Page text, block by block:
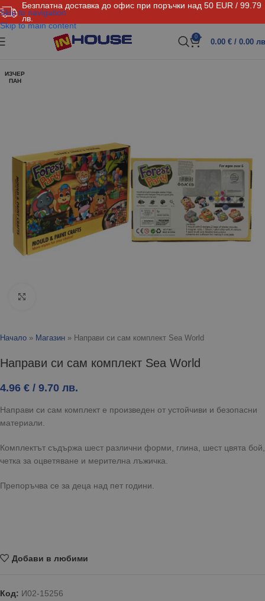
Безплатна доставка до офис при поръчки над 50 EUR / 99.79
лв.
Skip to navigation
Skip to main content
0
0.00 € / 0.00
ИЗЧЕР
ПАН
Начало » Магазин » Направи си сам комплект Sea World
Направи си сам комплект Sea World
4.96 € / 9.70 лв.
Направи си сам комплект е произведен от устойчиви и безопасни
материали.
Комплектът съдържа шест различни форми, глина, шест цвята бой,
четка за оцветяване и мерителна лъжичка.
Препоръчва се за деца над пет години.
Добави в любими
Код: И02-15256